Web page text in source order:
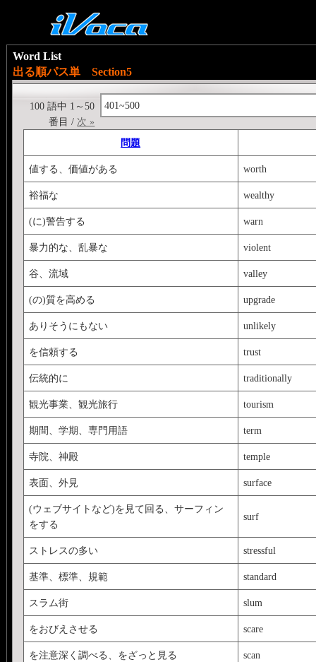
Word List
出る順パス単 Section5
401~500
100 語中 1～50
番目 / 次 »
問題
値する、価値がある worth
裕福な wealthy
(に)警告する warn
暴力的な、乱暴な violent
谷、流域 valley
(の)質を高める upgrade
ありそうにもない unlikely
を信頼する trust
伝統的に traditionally
観光事業、観光旅行 tourism
期間、学期、専門用語 term
寺院、神殿 temple
表面、外見 surface
(ウェブサイトなど)を見て回る、サーフィン
をする
surf
ストレスの多い stressful
基準、標準、規範 standard
スラム街 slum
をおびえさせる scare
を注意深く調べる、をざっと見る scan